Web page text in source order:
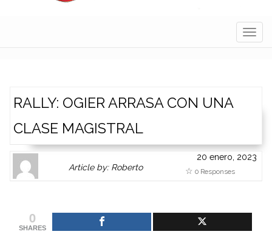
RALLY: OGIER ARRASA CON UNA
CLASE MAGISTRAL
Author
Gravatar
Article by: Roberto
or
20 enero, 2023
0 Responses
0
SHARES